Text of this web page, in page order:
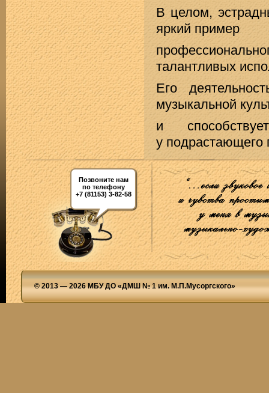
В целом,
яркий пример
талантливых
Его
музыкальной
и
у подрастающего
Позвоните нам
по телефону
+7 (81153) 3-82-58
© 2013 — 2026 МБУ ДО «ДМШ № 1 им. М.П.Мусоргского»